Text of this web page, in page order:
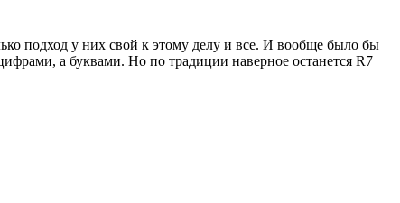
подход у них свой к этому делу и все. И вообще было бы
а буквами. Но по традиции наверное останется R7